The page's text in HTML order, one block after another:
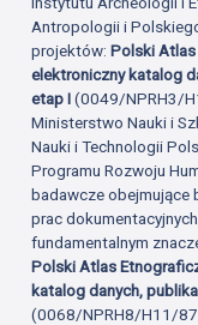
Antropologii i
projektów:Polski Atlas
elektroniczny katalog
etap I(0049/NPRH3/
Ministerstwo Nauki i
Nauki i Technologii
Programu Rozwoju
badawcze obejmujące
prac
fundamentalnym
Polski Atlas
katalog danych,
(0068/NPRH8/H11/